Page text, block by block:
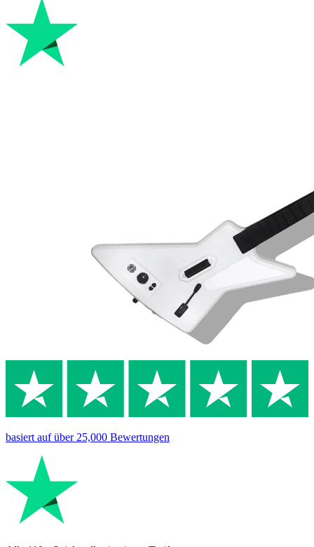
basiert aufüber 25,000 Bewertungen